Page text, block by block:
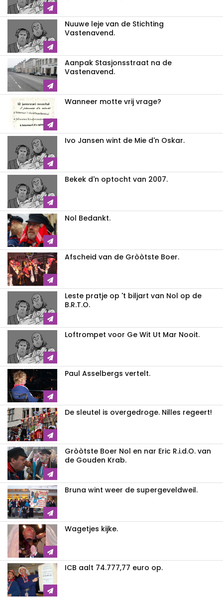
Nuuwe leje van de Stichting
Vastenavend.
Aanpak Stasjonsstraat na de
Vastenavend.
Wanneer motte vrij vrage?
Ivo Jansen wint de Mie d'n Oskar.
Bekek d'n optocht van 2007.
Nol Bedankt.
Afscheid van de Gròòtste Boer.
Leste pratje op 't biljart van Nol op de
B.R.T.O.
Loftrompet voor Ge Wit Ut Mar Nooit.
Paul Asselbergs vertelt.
De sleutel is overgedroge. Nilles regeert!
Gròòtste Boer Nol en nar Eric R.i.d.O. van
de Gouden Krab.
Bruna wint weer de supergeveldweil.
Wagetjes kijke.
ICB aalt 74.777,77 euro op.